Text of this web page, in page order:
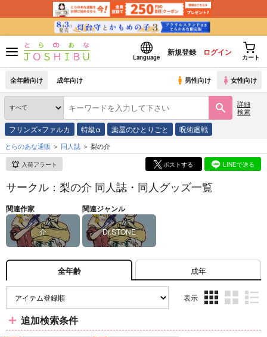
Language
新規登録 ログイン
カート
全年齢向け 成年向け 男性向け 女性向け
詳細
検索
フリンズ×ファルカ 特級α 薬屋のひとりごと 呪術廻戦
とらのあな通販 同人誌 梨の介
入荷アラート ポストする LINEで送る
サークル：梨の介 同人誌・同人グッズ一覧
関連作家
介
関連ジャンル
Dr.STONE
全年齢 成年
表示
ム
ム
ム
追加検索条件